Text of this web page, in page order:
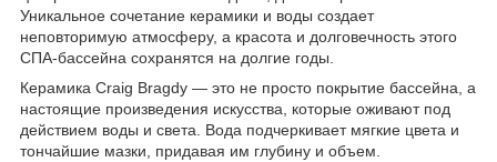
Уникальное сочетание керамики и воды создает
неповторимую атмосферу, а красота и долговечность этого
СПА-бассейна сохранятся на долгие годы.
Керамика Craig Bragdy — это не просто покрытие бассейна, а
настоящие произведения искусства, которые оживают под
действием воды и света. Вода подчеркивает мягкие цвета и
тончайшие мазки, придавая им глубину и объем.